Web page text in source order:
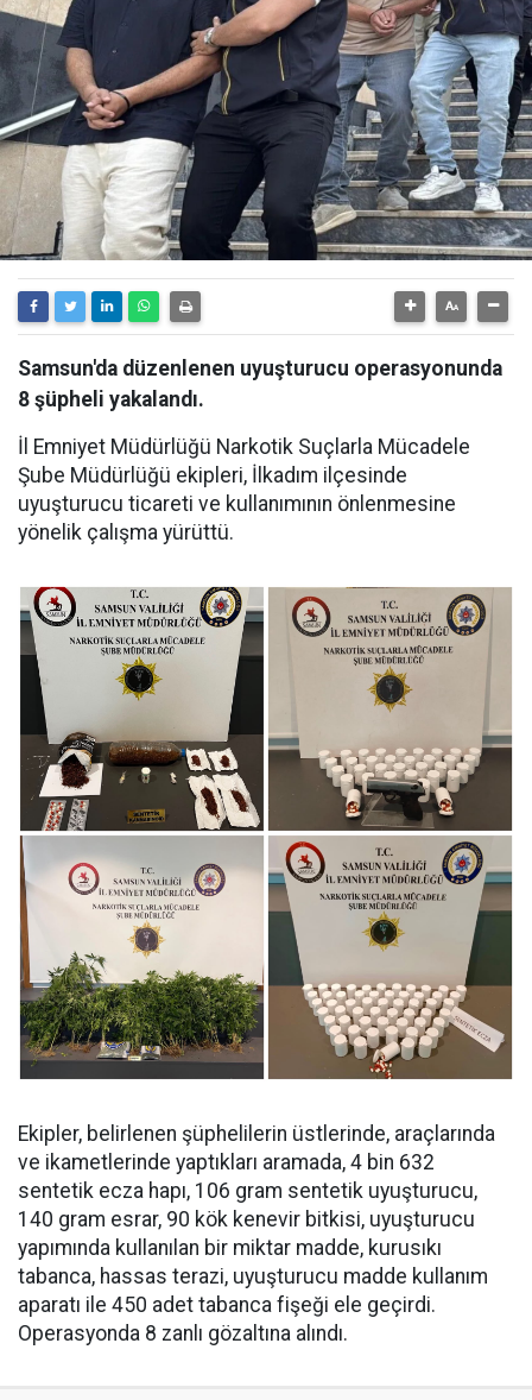
Samsun'da düzenlenen uyuşturucu operasyonunda
8 şüpheli yakalandı.
İl Emniyet Müdürlüğü Narkotik Suçlarla Mücadele
Şube Müdürlüğü ekipleri, İlkadım ilçesinde
uyuşturucu ticareti ve kullanımının önlenmesine
yönelik çalışma yürüttü.
Ekipler, belirlenen şüphelilerin üstlerinde, araçlarında
ve ikametlerinde yaptıkları aramada, ⁠4 bin 632
sentetik ecza hapı, 106 gram sentetik uyuşturucu,
140 gram esrar, 90 kök kenevir bitkisi, uyuşturucu
yapımında kullanılan bir miktar madde, kurusıkı
tabanca, hassas terazi, uyuşturucu madde kullanım
aparatı ile 450 adet tabanca fişeği ele geçirdi.
Operasyonda 8 zanlı gözaltına alındı.